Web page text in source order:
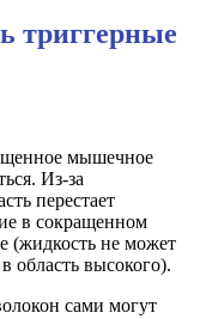
триггерные
мышечное
Из-за
перестает
в сокращенном
(жидкость не может
область высокого).
сами могут